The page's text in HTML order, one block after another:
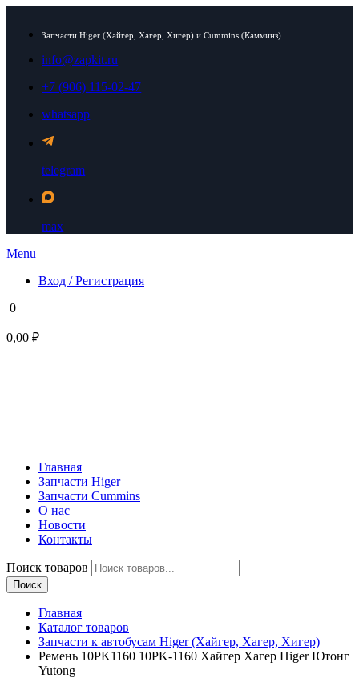
Запчасти Higer (Хайгер, Хагер, Хигер) и Cummins (Камминз)
info@zapkit.ru
+7 (906) 115-02-47
whatsapp
telegram
max
Menu
Вход / Регистрация
0
0,00 ₽
Главная
Запчасти Higer
Запчасти Cummins
О нас
Новости
Контакты
Поиск товаров
Поиск
Главная
Каталог товаров
Запчасти к автобусам Higer (Хайгер, Хагер, Хигер)
Ремень 10PK1160 10PK-1160 Хайгер Хагер Higer Ютонг
Yutong